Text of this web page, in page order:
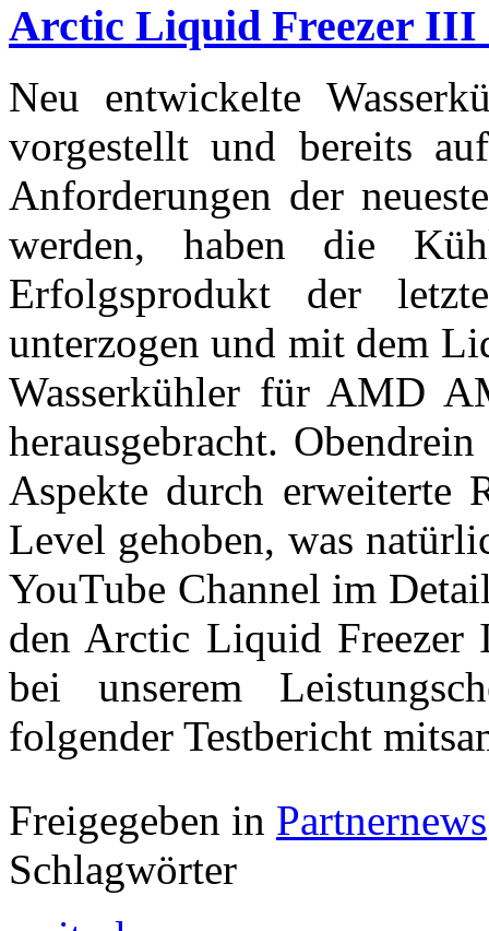
Arctic Liquid Freezer III
Neu entwickelte
vorgestellt und bereits
Anforderungen der
werden, haben die
Erfolgsprodukt der
unterzogen und mit dem
Wasserkühler für AMD
herausgebracht.
Aspekte durch erweiterte
Level gehoben, was
YouTube Channel im
den Arctic Liquid
bei unserem
folgender Testbericht
Freigegeben in Partnernews
Schlagwörter